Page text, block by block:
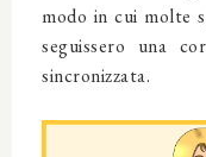
modo in cui molte
seguissero una
sincronizzata.